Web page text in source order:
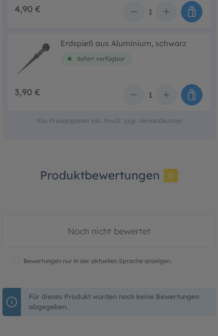
4,90 €
Erdspieß aus Aluminium, schwarz
Sofort verfügbar
3,90 €
Alle Preisangaben inkl. MwSt. zzgl. Versandkosten
Produktbewertungen 0
Noch nicht bewertet
Bewertungen nur in der aktuellen Sprache anzeigen.
Für dieses Produkt wurden noch keine Bewertungen
abgegeben.